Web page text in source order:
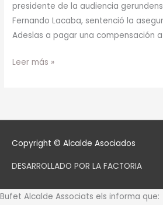
presidente de la audiencia
Fernando Lacaba, sentenció la
Adeslas a pagar una compensación
Leer más »
Copyright © Alcalde Asociados
DESARROLLADO POR LA FACTORIA
Bufet Alcalde Associats els informa que: